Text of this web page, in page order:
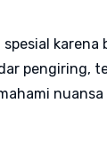
karena
pengiring,